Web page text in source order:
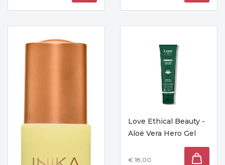
Love Ethical Beauty -
Aloë Vera Hero Gel
€ 18,00